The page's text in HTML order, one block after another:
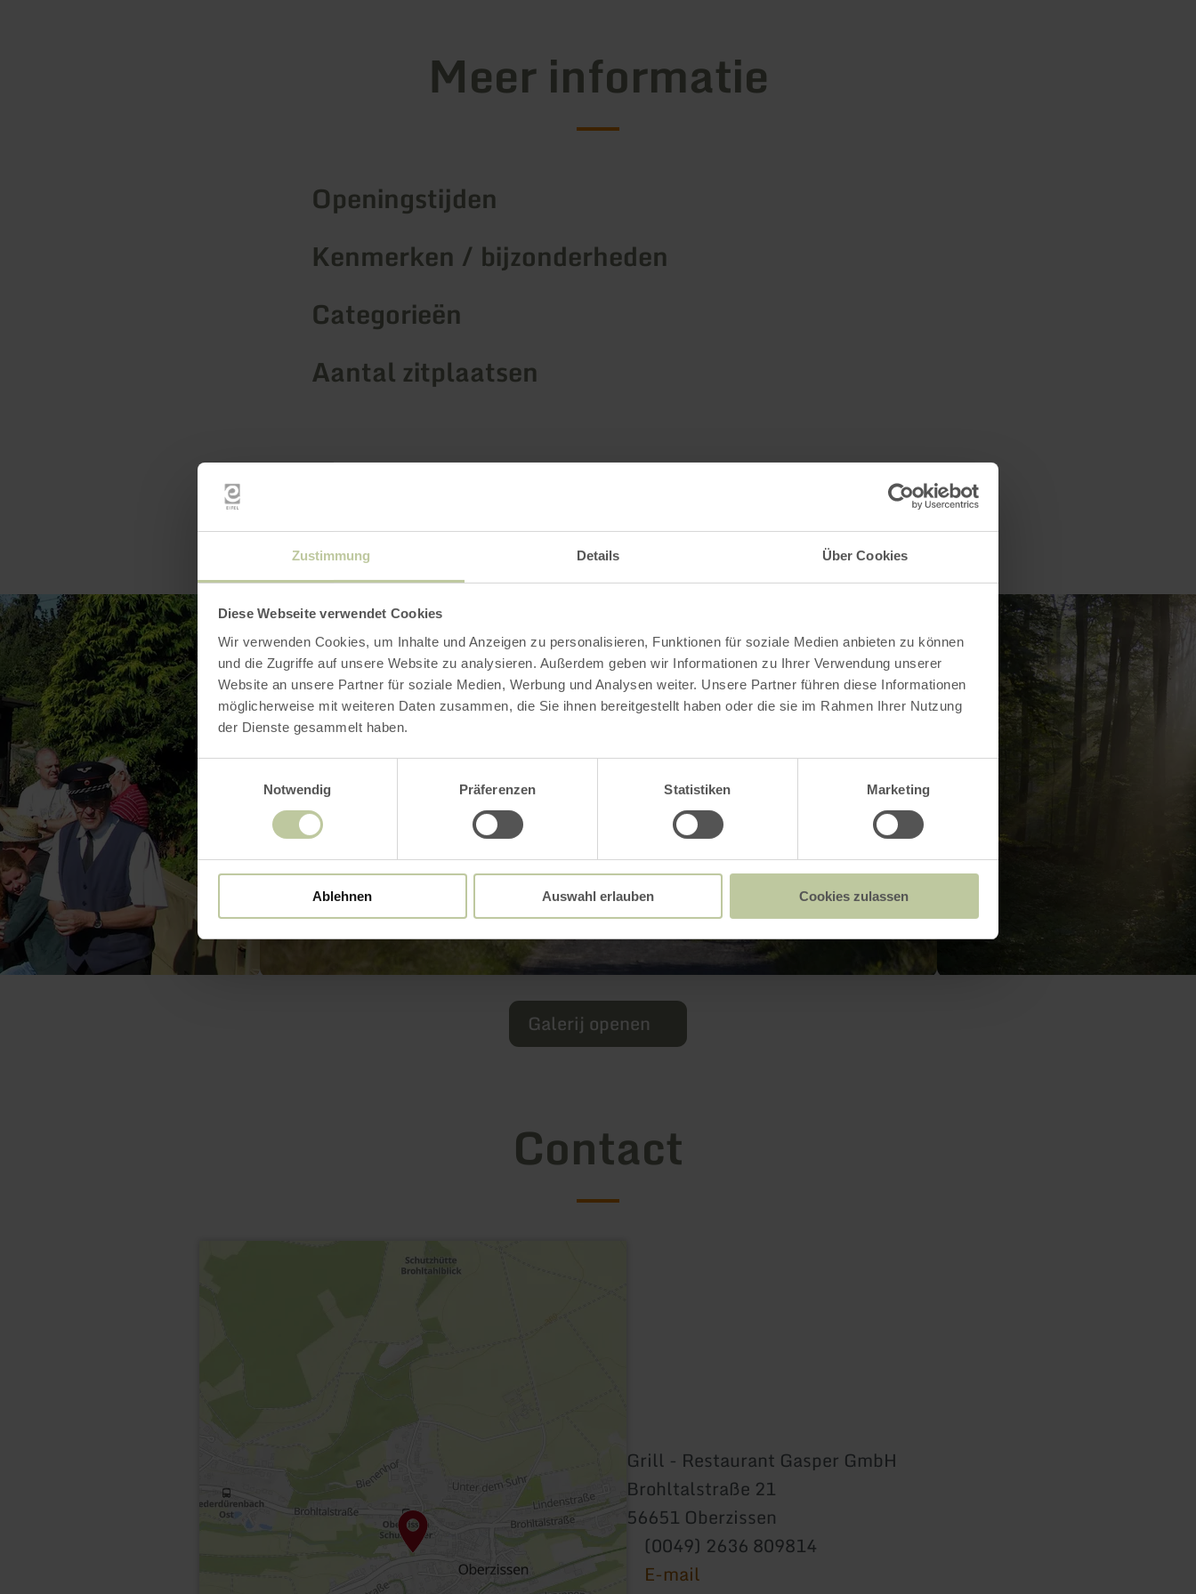
Zustimmung Details Über Cookies
Diese Webseite verwendet Cookies
Wir verwenden Cookies, um Inhalte und Anzeigen zu personalisieren, Funktionen für soziale Medien anbieten zu können
und die Zugriffe auf unsere Website zu analysieren. Außerdem geben wir Informationen zu Ihrer Verwendung unserer
Website an unsere Partner für soziale Medien, Werbung und Analysen weiter. Unsere Partner führen diese Informationen
möglicherweise mit weiteren Daten zusammen, die Sie ihnen bereitgestellt haben oder die sie im Rahmen Ihrer Nutzung
der Dienste gesammelt haben.
Notwendig
Präferenzen Statistiken Marketing
Ablehnen Auswahl erlauben Cookies zulassen
Meer informatie
Openingstijden
Kenmerken / bijzonderheden
Categorieën
Aantal zitplaatsen
Galerij openen
Contact
Grill - Restaurant Gasper GmbH
Brohltalstraße 21
56651 Oberzissen
(0049) 2636 809814
E-mail